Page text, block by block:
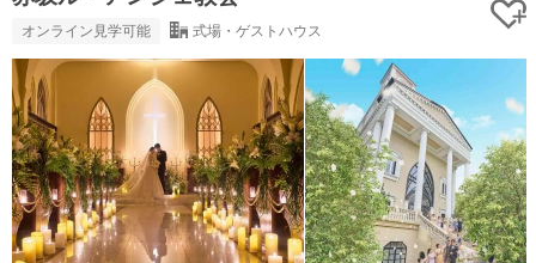
オンライン見学可能 式場・ゲストハウス